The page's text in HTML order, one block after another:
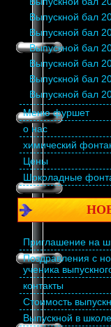
Выпускной бал
Выпускной бал
Выпускной бал
Выпускной бал
Выпускной бал
Выпускной бал
Меню фуршет
о нас
химический
Цены
Шоколадные
Приглашение на
Поздравления с
ученика
контакты
Стоимость
Выпускной в школе